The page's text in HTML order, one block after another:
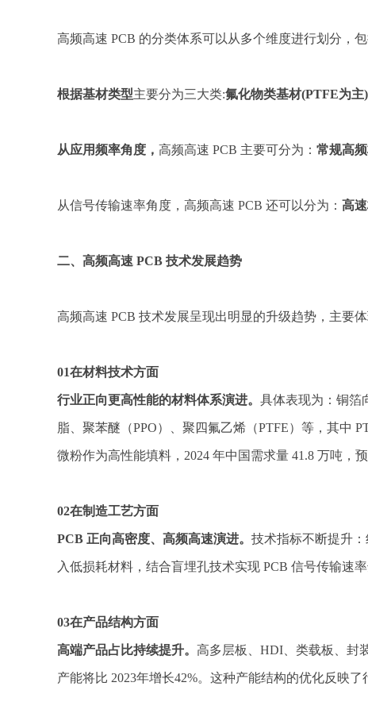
高频高速 PCB 的分类体系可以从多个维度进行划分，
根据基材类型主要分为三大类:氟化物类基材(PTFE为主
从应用频率角度， 高频高速 PCB 主要可分为： 常规高
从信号传输速率角度，高频高速 PCB 还可以分为： 高
二、高频高速 PCB 技术发展趋势
高频高速 PCB 技术发展呈现出明显的升级趋势，主要
01在材料技术方面
行业正向更高性能的材料体系演进。 具体表现为：铜箔
脂、聚苯醚（PPO）、聚四氟乙烯（PTFE）等，其中
微粉作为高性能填料，2024 年中国需求量 41.8 万吨，预
02在制造工艺方面
PCB 正向高密度、高频高速演进。 技术指标不断提升
入低损耗材料，结合盲埋孔技术实现 PCB 信号传输速率
03在产品结构方面
高端产品占比持续提升。 高多层板、HDI、类载板、封
产能将比 2023年增长42%。这种产能结构的优化反映了